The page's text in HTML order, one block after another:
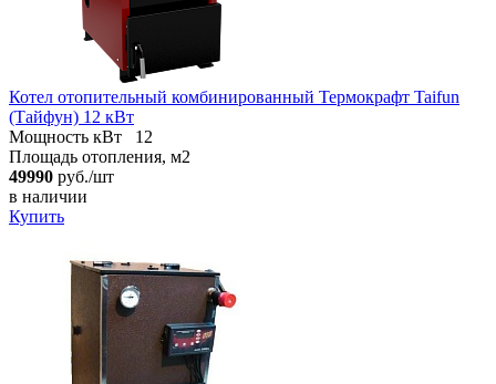
Котел отопительный комбинированный Термокрафт Taifun
(Тайфун) 12 кВт
Мощность кВт
12
Площадь отопления, м2
49990 руб./шт
в наличии
Купить